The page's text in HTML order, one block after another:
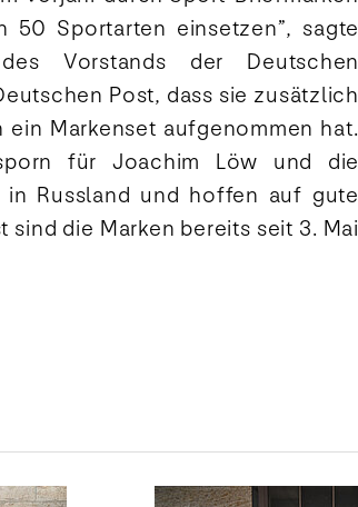
50 Sportarten einsetzen”, sagte
Vorstands der Deutschen
Post, dass sie zusätzlich
Markenset aufgenommen hat.
für Joachim Löw und die
Russland und hoffen auf gute
sind die Marken bereits seit 3. Mai